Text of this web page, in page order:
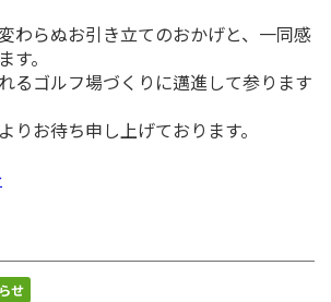
わらぬお引き立てのおかげと、一同感
。
るゴルフ場づくりに邁進して参ります
りお待ち申し上げております。
せ